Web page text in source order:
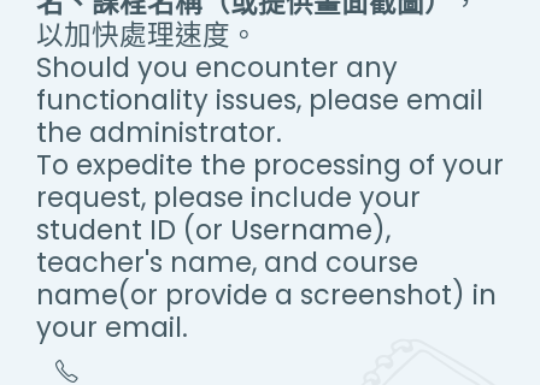
以加快處理速度。
Should you encounter any
functionality issues, please email
the administrator.
To expedite the processing of your
request, please include your
student ID (or Username),
teacher's name, and course
name(or provide a screenshot) in
your email.